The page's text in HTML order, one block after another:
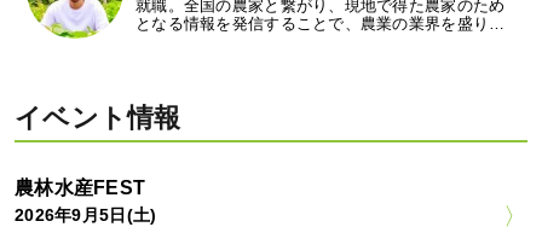
就職。全国の農家と繋がり、現地で得た農家のため
となる情報を発信することで、農業の業界を盛り…
イベント情報
農林水産FEST
2026年9月5日(土)